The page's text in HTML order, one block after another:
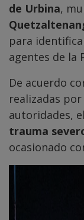
de Urbina,
para
agentes de la
De acuerdo
realizadas
autoridades,
trauma
ocasionado